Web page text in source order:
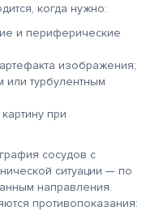
когда нужно:
и периферические
изображения;
турбулентным
при
сосудов с
ситуации — по
направления.
противопоказания: